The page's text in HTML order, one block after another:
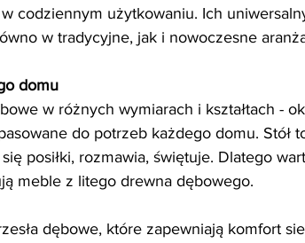
codziennym użytkowaniu. Ich
w tradycyjne, jak i nowoczesne
domu
w różnych wymiarach i kształtach -
do potrzeb każdego domu. Stół
posiłki, rozmawia, świętuje. Dlatego
meble z litego drewna dębowego.
dębowe, które zapewniają komfort